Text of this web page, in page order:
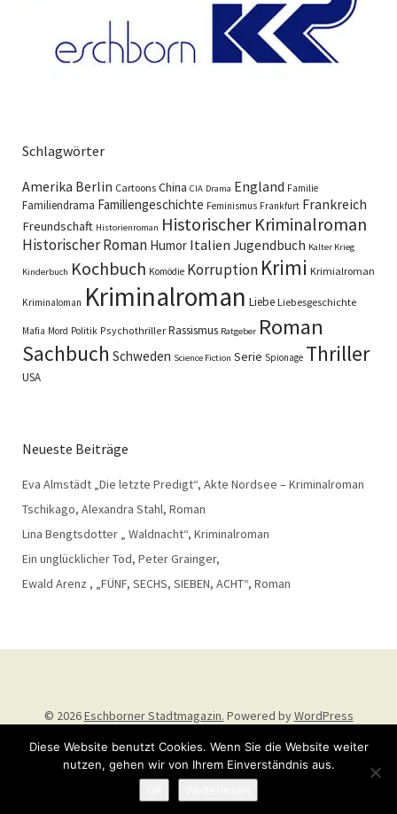
Schlagwörter
Amerika Berlin Cartoons China CIA Drama England Familie
Familiendrama Familiengeschichte Feminismus Frankfurt Frankreich
Freundschaft Historienroman Historischer Kriminalroman
Historischer Roman Humor Italien Jugendbuch Kalter Krieg
Kinderbuch Kochbuch Komödie Korruption Krimi Krimialroman
Kriminaloman Kriminalroman Liebe Liebesgeschichte
Mafia Mord Politik Psychothriller Rassismus Ratgeber Roman
Sachbuch Schweden Science Fiction Serie Spionage Thriller
USA
Neueste Beiträge
Eva Almstädt „Die letzte Predigt“, Akte Nordsee – Kriminalroman
Tschikago, Alexandra Stahl, Roman
Lina Bengtsdotter „ Waldnacht“, Kriminalroman
Ein unglücklicher Tod, Peter Grainger,
Ewald Arenz , „FÜNF, SECHS, SIEBEN, ACHT“, Roman
© 2026Eschborner Stadtmagazin. Powered byWordPress
Diese Website benutzt Cookies. Wenn Sie die Website weiter
nutzen, gehen wir von Ihrem Einverständnis aus.